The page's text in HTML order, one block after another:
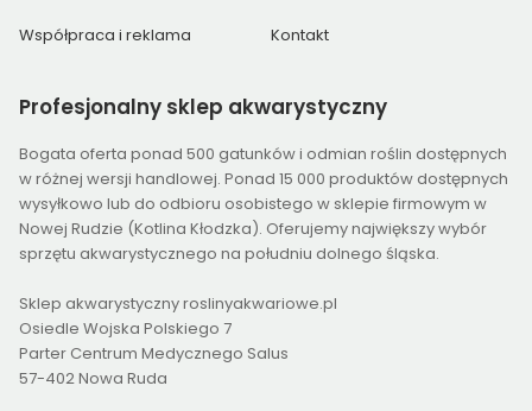
Współpraca i reklama Kontakt
Profesjonalny sklep akwarystyczny
Bogata oferta ponad 500 gatunków i odmian roślin dostępnych
w różnej wersji handlowej. Ponad 15 000 produktów dostępnych
wysyłkowo lub do odbioru osobistego w sklepie firmowym w
Nowej Rudzie (Kotlina Kłodzka). Oferujemy największy wybór
sprzętu akwarystycznego na południu dolnego śląska.
Sklep akwarystyczny roslinyakwariowe.pl
Osiedle Wojska Polskiego 7
Parter Centrum Medycznego Salus
57-402 Nowa Ruda